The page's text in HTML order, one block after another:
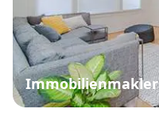
Immobilienmakler